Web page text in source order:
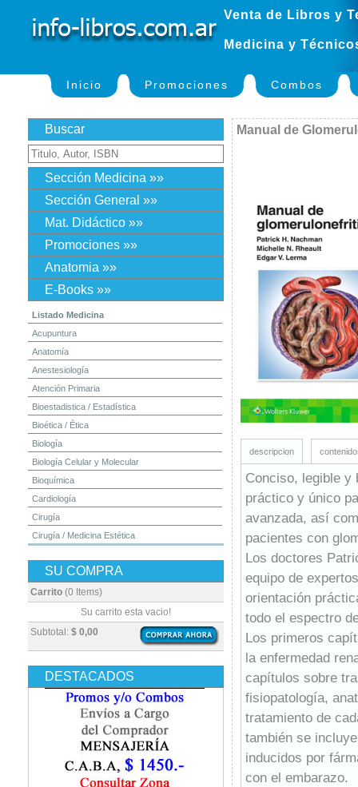
Venta de Libros y
Medicina y
Inicio Promociones Combos
Buscar
Sección Medicina »»
Sección General »»
Mat. Didáctico »»
Promociones »»
Anatomia »»
E-Books »»
Listado Medicina
Acupuntura
Anatomía
Anestesiología
Atención Primaria
Bioestadistica / Estadística
Bioética / Ética
Biología
Biología Celular y Molecular
Bioquímica
Cardiología
Cirugía
Cirugía / Medicina Estética
Dermatología
Diagnóstico por Imagen / Radiología
Embriología
Enfermería
Epidemiología
Farmacia / Farmacología
Fisiatría / Kinesiología
Fisiología / Fisiopatología
Fonoaudiología
SU COMPRA
Carrito (0 Items)
Subtotal: $ 0,00
Su carrito esta vacio!
DESTACADOS
Manual de
descripcion
Conciso, legible y
práctico y único
avanzada, así
pacientes con
Los doctores
equipo de
orientación
todo el espectro
Los primeros
la enfermedad
capítulos sobre
fisiopatología,
tratamiento de
también se
inducidos por
con el embarazo.